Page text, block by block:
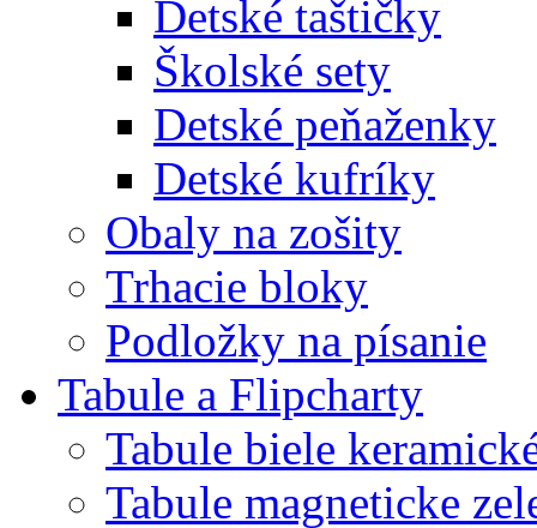
Detské taštičky
Školské sety
Detské peňaženky
Detské kufríky
Obaly na zošity
Trhacie bloky
Podložky na písanie
Tabule a Flipcharty
Tabule biele
Tabule magneticke